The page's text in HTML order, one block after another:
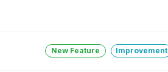
New Feature Improvement